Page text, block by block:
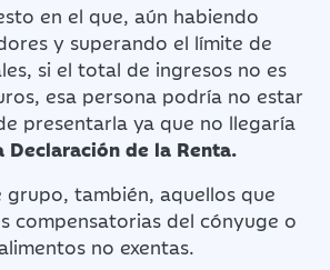
en el que, aún habiendo
y superando el límite de
si el total de ingresos no es
esa persona podría no estar
presentarla ya que no llegaría
Declaración de la Renta.
grupo, también, aquellos que
compensatorias del cónyuge o
no exentas.